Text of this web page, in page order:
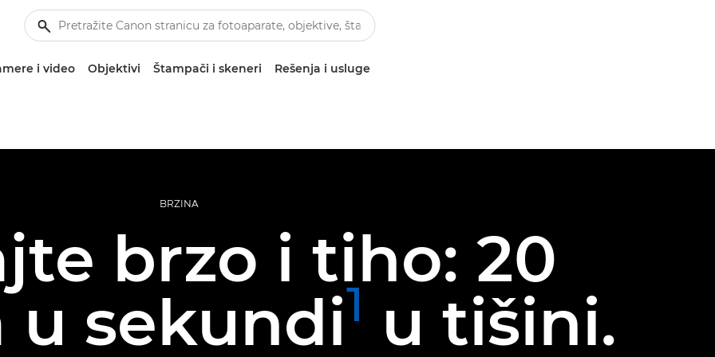
i video Objektivi Štampači i skeneri Rešenja i usluge
BRZINA
brzo i tiho: 20
u sekundi1 u tišini.